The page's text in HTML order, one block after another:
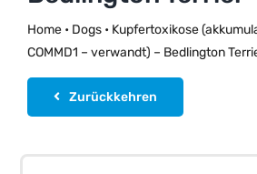
Home• Dogs• Kupfertoxikose
COMMD1 – verwandt) – Bedlington
Zurückkehren